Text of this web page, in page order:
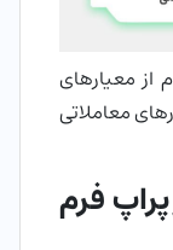
از معیارهای
معاملاتی
فرم